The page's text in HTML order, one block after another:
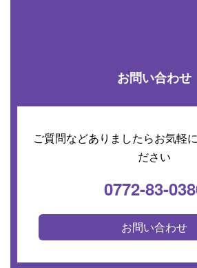
お問い合わせ
ご質問などありましたらお気軽
ださい
0772-83-
お問い合わせ